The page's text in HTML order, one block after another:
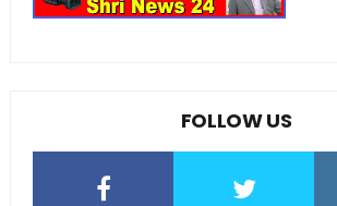
FOLLOW US